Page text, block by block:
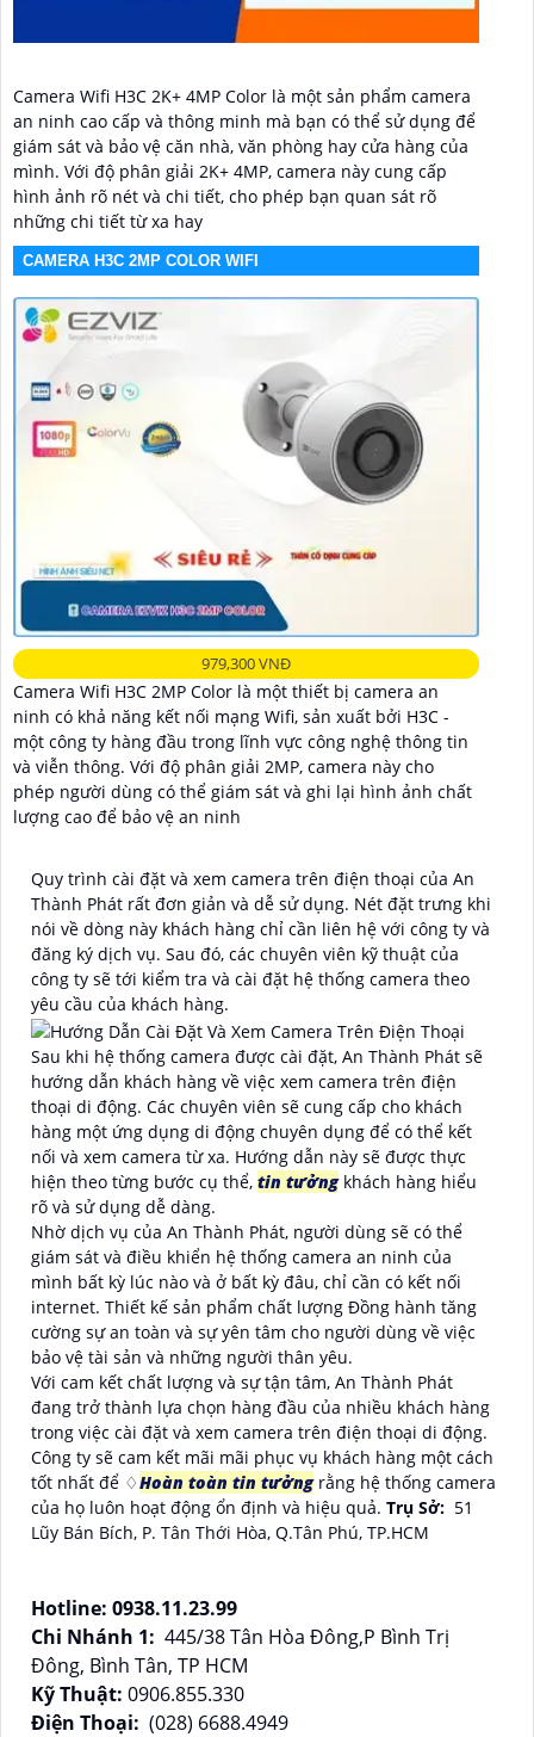
Camera Wifi H3C 2K+ 4MP Color là một sản phẩm camera
an ninh cao cấp và thông minh mà bạn có thể sử dụng để
giám sát và bảo vệ căn nhà, văn phòng hay cửa hàng của
mình. Với độ phân giải 2K+ 4MP, camera này cung cấp
hình ảnh rõ nét và chi tiết, cho phép bạn quan sát rõ
những chi tiết từ xa hay
CAMERA H3C 2MP COLOR WIFI
979,300 VNĐ
Camera Wifi H3C 2MP Color là một thiết bị camera an
ninh có khả năng kết nối mạng Wifi, sản xuất bởi H3C -
một công ty hàng đầu trong lĩnh vực công nghệ thông tin
và viễn thông. Với độ phân giải 2MP, camera này cho
phép người dùng có thể giám sát và ghi lại hình ảnh chất
lượng cao để bảo vệ an ninh
Quy trình cài đặt và xem camera trên điện thoại của An
Thành Phát rất đơn giản và dễ sử dụng. Nét đặt trưng khi
nói về dòng này khách hàng chỉ cần liên hệ với công ty và
đăng ký dịch vụ. Sau đó, các chuyên viên kỹ thuật của
công ty sẽ tới kiểm tra và cài đặt hệ thống camera theo
yêu cầu của khách hàng.
Sau khi hệ thống camera được cài đặt, An Thành Phát sẽ
hướng dẫn khách hàng về việc xem camera trên điện
thoại di động. Các chuyên viên sẽ cung cấp cho khách
hàng một ứng dụng di động chuyên dụng để có thể kết
nối và xem camera từ xa. Hướng dẫn này sẽ được thực
hiện theo từng bước cụ thể, tin tưởngkhách hàng hiểu
rõ và sử dụng dễ dàng.
Nhờ dịch vụ của An Thành Phát, người dùng sẽ có thể
giám sát và điều khiển hệ thống camera an ninh của
mình bất kỳ lúc nào và ở bất kỳ đâu, chỉ cần có kết nối
internet. Thiết kế sản phẩm chất lượng Đồng hành tăng
cường sự an toàn và sự yên tâm cho người dùng về việc
bảo vệ tài sản và những người thân yêu.
Với cam kết chất lượng và sự tận tâm, An Thành Phát
đang trở thành lựa chọn hàng đầu của nhiều khách hàng
trong việc cài đặt và xem camera trên điện thoại di động.
Công ty sẽ cam kết mãi mãi phục vụ khách hàng một cách
tốt nhất để ♢Hoàn toàn tin tưởngrằng hệ thống camera
của họ luôn hoạt động ổn định và hiệu quả. Trụ Sở: 51
Lũy Bán Bích, P. Tân Thới Hòa, Q.Tân Phú, TP.HCM
Hotline: 0938.11.23.99
Chi Nhánh 1: 445/38 Tân Hòa Đông,P Bình Trị
Đông, Bình Tân, TP HCM
Kỹ Thuật: 0906.855.330
Điện Thoại: (028) 6688.4949